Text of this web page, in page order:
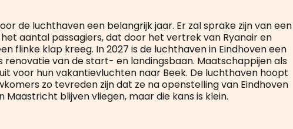
de luchthaven een belangrijk jaar. Er zal sprake zijn van een
aantal passagiers, dat door het vertrek van Ryanair en
flinke klap kreeg. In 2027 is de luchthaven in Eindhoven een
renovatie van de start- en landingsbaan. Maatschappijen als
voor hun vakantievluchten naar Beek. De luchthaven hoopt
zo tevreden zijn dat ze na openstelling van Eindhoven
Maastricht blijven vliegen, maar die kans is klein.